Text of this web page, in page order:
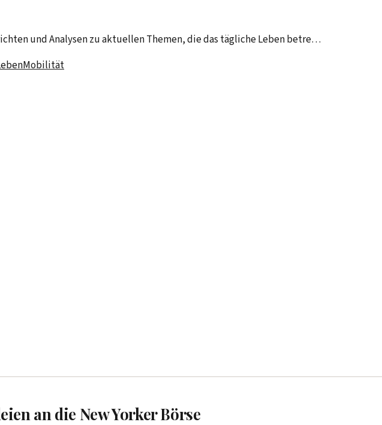
und Analysen zu aktuellen Themen, die das tägliche Leben betre…
Mobilität
an die New Yorker Börse